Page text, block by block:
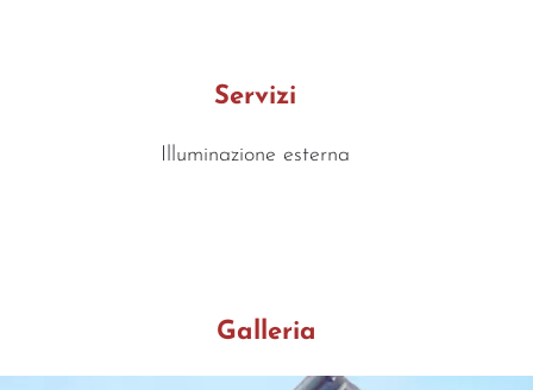
Servizi
Illuminazione esterna
Galleria